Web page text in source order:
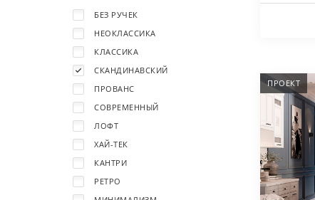
БЕЗ РУЧЕК
НЕОКЛАССИКА
КЛАССИКА
СКАНДИНАВСКИЙ
ПРОВАНС
СОВРЕМЕННЫЙ
ЛОФТ
ХАЙ-ТЕК
КАНТРИ
РЕТРО
ПРОЕКТ